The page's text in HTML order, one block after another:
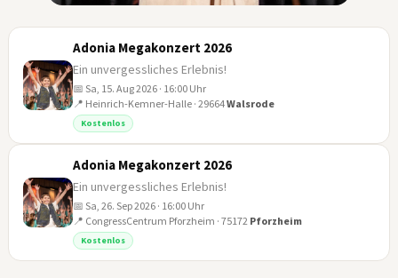
Adonia Megakonzert 2026
Ein unvergessliches Erlebnis!
📅 Sa, 15. Aug 2026 · 16:00 Uhr
📍 Heinrich-Kemner-Halle · 29664Walsrode
Kostenlos
Adonia Megakonzert 2026
Ein unvergessliches Erlebnis!
📅 Sa, 26. Sep 2026 · 16:00 Uhr
📍 CongressCentrum Pforzheim · 75172 Pforzheim
Kostenlos